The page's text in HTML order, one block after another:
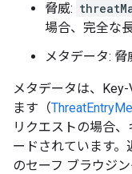
脅威:
場合、完全な
メタデータ: 脅
メタデータは、
ます（
リクエストの場合
ードされています
のセーフ ブラウジ